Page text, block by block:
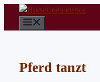
springen
Pferd tanzt